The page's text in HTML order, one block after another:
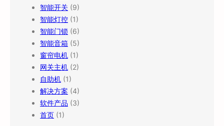
智能开关 (9)
智能灯控 (1)
智能门锁 (6)
智能音箱 (5)
窗帘电机 (1)
网关主机 (2)
自助机 (1)
解决方案 (4)
软件产品 (3)
首页 (1)